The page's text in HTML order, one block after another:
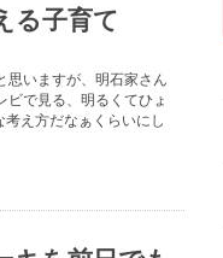
る子育て
思いますが、明石家さん
ビで見る、明るくてひょ
え方だなぁくらいにし